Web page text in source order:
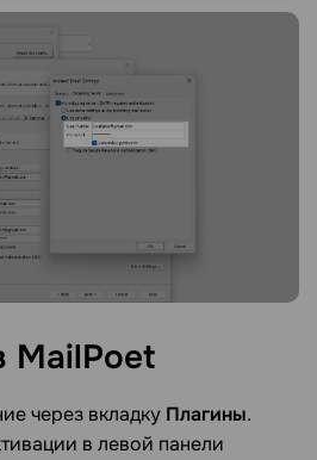
MailPoet
через вкладку Плагины.
в левой панели